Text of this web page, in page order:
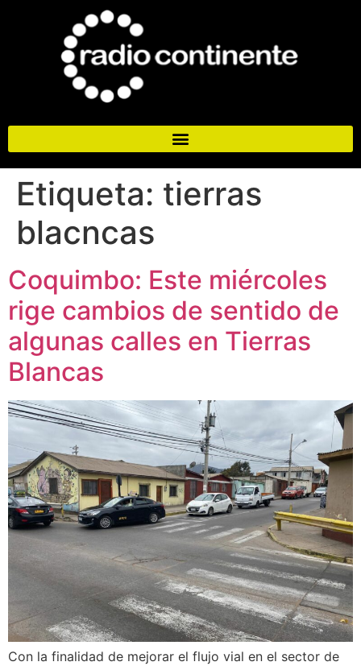
Etiqueta: tierras
blacncas
Coquimbo: Este miércoles
rige cambios de sentido de
algunas calles en Tierras
Blancas
Con la finalidad de mejorar el flujo vial en el sector de